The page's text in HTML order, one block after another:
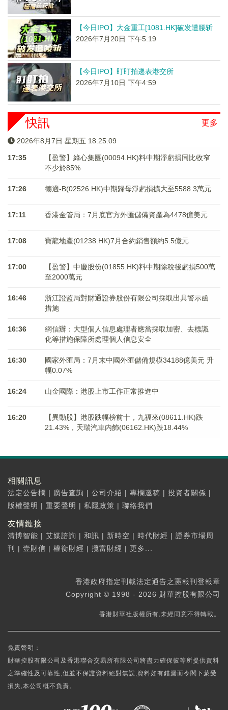
【今日IPO】大金重工[1081.HK]破发遭腰斩
2026年7月20日 下午5:19
【今日IPO】盯盯拍递表港交所
2026年7月10日 下午4:59
更多
快訊
2026年8月7日 星期五 18:25:09
17:35
【盈警】綠心集團(00094.HK)料中期淨虧損同比收窄
不少於85%
17:26 德適-B(02526.HK)中期歸母淨虧損擴大至5588.3萬元
17:11 香港金管局：7月底官方外匯儲備資產為4478億美元
17:08 寶龍地產(01238.HK)7月合約銷售額約5.5億元
17:00
【盈警】中慶股份(01855.HK)料中期除稅後虧損500萬
至2000萬元
16:46
浙江證監局對財通證券股份有限公司採取出具警示函
措施
16:36
網信辦：大型個人信息處理者應當採取加密、去標識
化等措施保障所處理個人信息安全
16:30
國家外匯局：7月末中國外匯儲備規模34188億美元 升
幅0.07%
16:24 山金國際：港股上市工作正常推進中
16:20
【異動股】港股跌幅榜前十，九福來(08611.HK)跌
21.43%，天瑞汽車内飾(06162.HK)跌18.44%
相關訊息
法定公告欄 | 廣告查詢 | 公司介紹 | 專欄邀稿 | 投資者關係 |
版權聲明 | 重要聲明 | 私隱政策 | 聯絡我們
友情鏈接
清博智能 | 艾媒諮詢 | 和訊 | 新時空 | 時代財經 | 證券市場周
刊
| 壹財信 | 權衡財經 | 攬富財經 | 更多...
香港政府指定刊載法定通告之憲報刊登報章
Copyright © 1998 - 2026 財華控股有限公司
香港財華社版權所有,未經同意不得轉載。
免責聲明：
財華控股有限公司及香港聯合交易所有限公司將盡力確保彼等所提供資料
之準確性及可靠性,但並不保證資料絕對無誤,資料如有錯漏而令閣下蒙受
損失,本公司概不負責。